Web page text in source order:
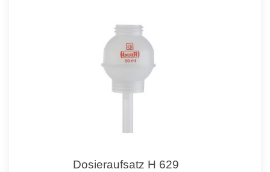
Dosieraufsatz H 629